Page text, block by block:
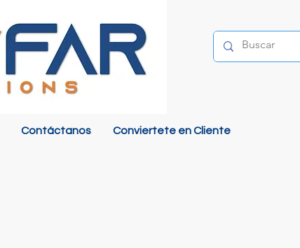
Contáctanos Conviertete en Cliente